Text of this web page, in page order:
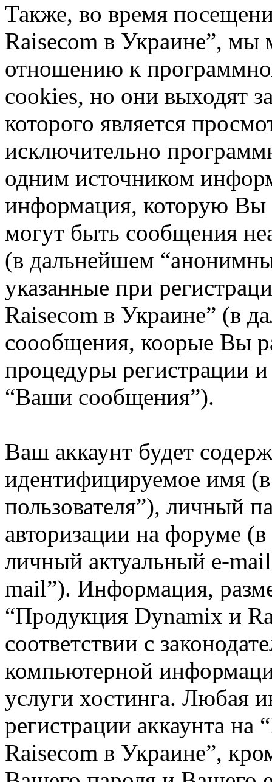
Также, во время
Raisecom в Украине”, мы
отношению к
cookies, но они выходят
которого является
исключительно
одним источником
информация, которую Вы
могут быть сообщения
(в дальнейшем
указанные при
Raisecom в Украине” (в
соообщения, коорые Вы
процедуры регистрации
“Ваши сообщения”).
Ваш аккаунт будет
идентифицируемое имя
пользователя”), личный
авторизации на форуме
личный актуальный e-
mail”). Информация,
“Продукция Dynamix и
соответствии с
компьютерной
услуги хостинга. Любая
регистрации аккаунта
Raisecom в Украине”,